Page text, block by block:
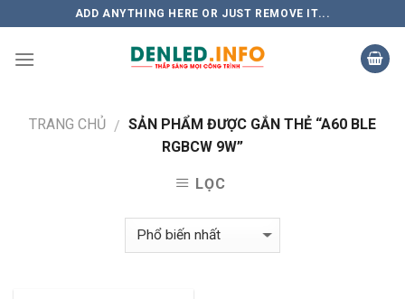
to
content
ADD ANYTHING HERE OR JUST REMOVE IT...
TRANG CHỦ / SẢN PHẨM ĐƯỢC GẮN THẺ “A60 BLE
RGBCW 9W”
LỌC